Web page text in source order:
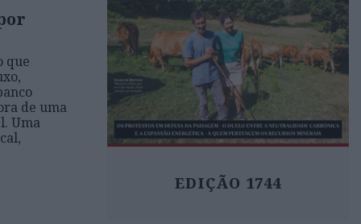
que
de uma
Uma
EDIÇÃO 1744